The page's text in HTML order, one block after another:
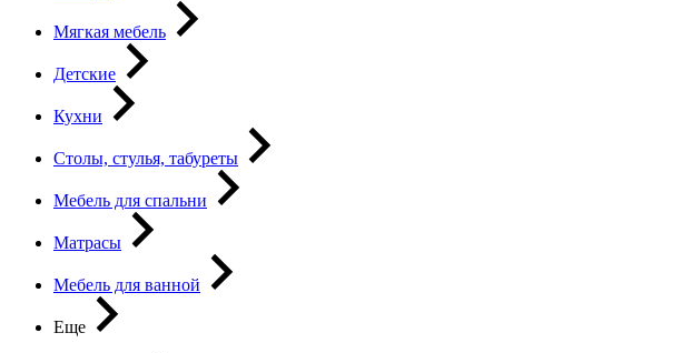
Мягкая мебель
Детские
Кухни
Столы, стулья, табуреты
Мебель для спальни
Матрасы
Мебель для ванной
Еще